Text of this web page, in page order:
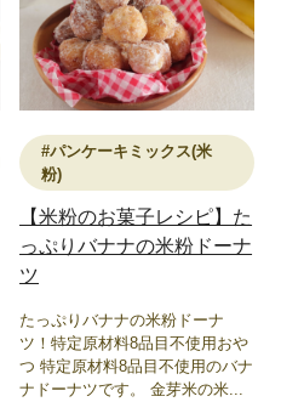
#パンケーキミックス(米
粉)
【米粉のお菓子レシピ】た
っぷりバナナの米粉ドーナ
ツ
たっぷりバナナの米粉ドーナ
ツ！特定原材料8品目不使用おや
つ 特定原材料8品目不使用のバナ
ナドーナツです。 金芽米の米...